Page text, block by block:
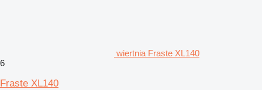
wiertnia Fraste XL140
6
Fraste XL140